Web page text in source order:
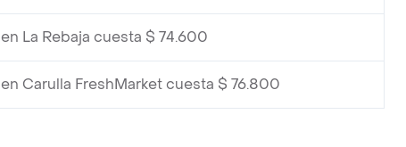
en La Rebaja cuesta $ 74.600
en Carulla FreshMarket cuesta $ 76.800